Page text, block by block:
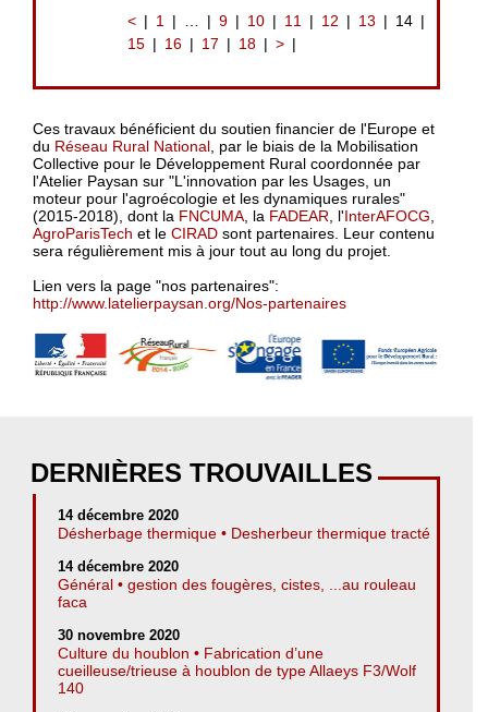
< 1 … 9 10 11 12 13
14
15
16 17 18 >
Ces travaux bénéficient du soutien financier de l'Europe et
du Réseau Rural National, par le biais de la Mobilisation
Collective pour le Développement Rural coordonnée par
l'Atelier Paysan sur "L'innovation par les Usages, un
moteur pour l'agroécologie et les dynamiques rurales"
(2015-2018), dont la FNCUMA, la FADEAR, l'InterAFOCG,
AgroParisTech et le CIRAD sont partenaires. Leur contenu
sera régulièrement mis à jour tout au long du projet.
Lien vers la page "nos partenaires":
http://www.latelierpaysan.org/Nos-partenaires
DERNIÈRES TROUVAILLES
14 décembre 2020
Désherbage thermique • Desherbeur thermique tracté
14 décembre 2020
Général • gestion des fougères, cistes, ...au rouleau
faca
30 novembre 2020
Culture du houblon • Fabrication d’une
cueilleuse/trieuse à houblon de type Allaeys F3/Wolf
140